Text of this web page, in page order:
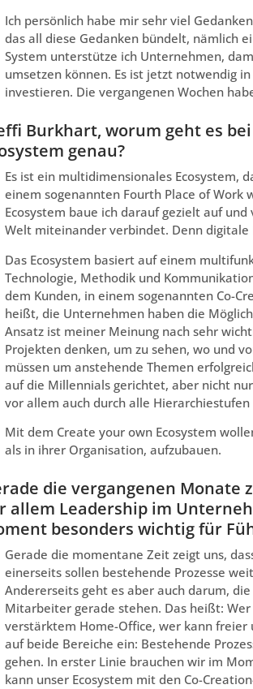
Ich persönlich habe mir sehr viel
das all diese Gedanken bündelt, nämlich
System unterstütze ich Unternehmen,
umsetzen können. Es ist jetzt notwendig
investieren. Die vergangenen Wochen
Burkhart, worum geht es
genau?
Es ist ein multidimensionales Ecosystem,
einem sogenannten Fourth Place of
Ecosystem baue ich darauf gezielt auf
Welt miteinander verbindet. Denn digitale
Das Ecosystem basiert auf einem
Technologie, Methodik und
dem Kunden, in einem sogenannten Co-
heißt, die Unternehmen haben die
Ansatz ist meiner Meinung nach sehr
Projekten denken, um zu sehen, wo und
müssen um anstehende Themen
auf die Millennials gerichtet, aber nicht
vor allem auch durch alle Hierarchiestufen
Mit dem Create your own Ecosystem
als in ihrer Organisation, aufzubauen.
die vergangenen Monate
allem Leadership im
besonders wichtig für
Gerade die momentane Zeit zeigt uns,
einerseits sollen bestehende Prozesse
Andererseits geht es aber auch darum,
Mitarbeiter gerade stehen. Das heißt:
verstärktem Home-Office, wer kann
auf beide Bereiche ein: Bestehende
gehen. In erster Linie brauchen wir im
kann unser Ecosystem mit den Co-